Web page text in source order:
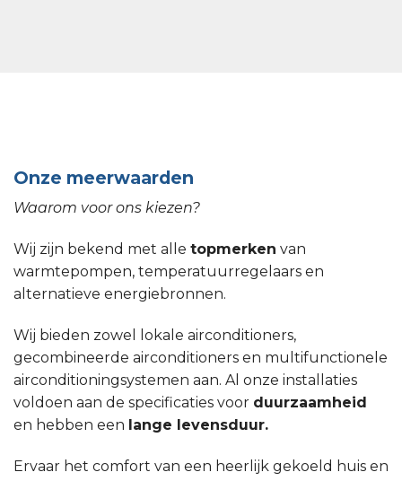
Onze meerwaarden
Waarom voor ons kiezen?
Wij zijn bekend met alle topmerken van
warmtepompen, temperatuurregelaars en
alternatieve energiebronnen.
Wij bieden zowel lokale airconditioners,
gecombineerde airconditioners en multifunctionele
airconditioningsystemen aan. Al onze installaties
voldoen aan de specificaties voor duurzaamheid
en hebben een lange levensduur.
Ervaar het comfort van een heerlijk gekoeld huis en